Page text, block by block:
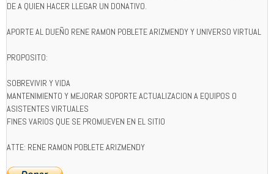
DE A QUIEN HACER LLEGAR UN DONATIVO.
APORTE AL DUEÑO RENE RAMON POBLETE ARIZMENDY Y UNIVERSO VIRTUAL
PROPOSITO:
SOBREVIVIR Y VIDA
MANTENIMIENTO Y MEJORAR SOPORTE ACTUALIZACION A EQUIPOS O
ASISTENTES VIRTUALES
FINES VARIOS QUE SE PROMUEVEN EN EL SITIO
ATTE: RENE RAMON POBLETE ARIZMENDY